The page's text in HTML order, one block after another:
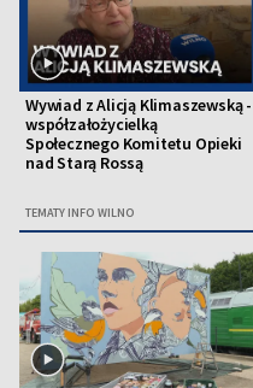
Wywiad z Alicją Klimaszewską -
współzałożycielką
Społecznego Komitetu Opieki
nad Starą Rossą
TEMATY INFO WILNO